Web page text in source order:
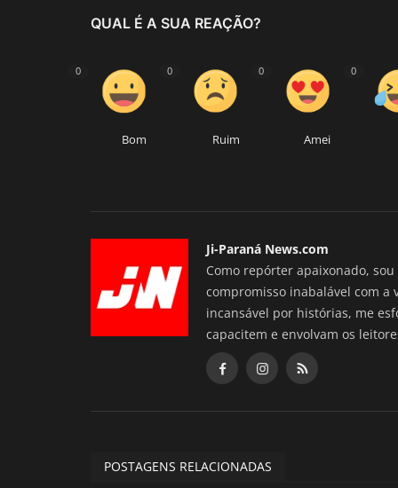
QUAL É A SUA REAÇÃO?
0
Bom
0
Ruim
0
Amei
0
Ji-Paraná News.com
Como repórter apaixonado,
compromisso inabalável com a
incansável por histórias, me
capacitem e envolvam os
POSTAGENS RELACIONADAS